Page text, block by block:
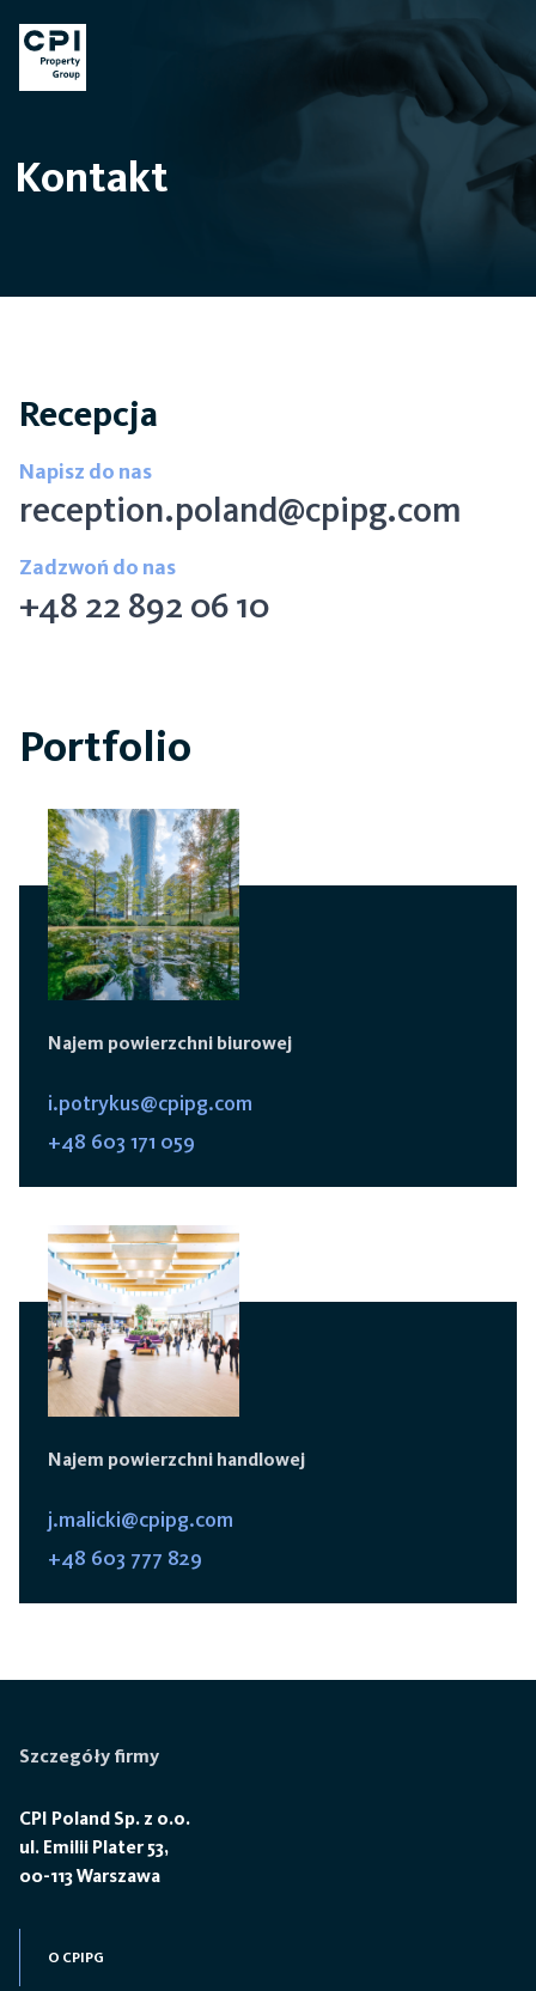
Kontakt
Recepcja
Napisz do nas
reception.poland@cpipg.com
Zadzwoń do nas
+48 22 892 06 10
Portfolio
Najem powierzchni biurowej
i.potrykus@cpipg.com
+48 603 171 059
Najem powierzchni handlowej
j.malicki@cpipg.com
+48 603 777 829
Szczegóły firmy
CPI Poland Sp. z o.o.
ul. Emilii Plater 53,
00-113 Warszawa
O CPIPG